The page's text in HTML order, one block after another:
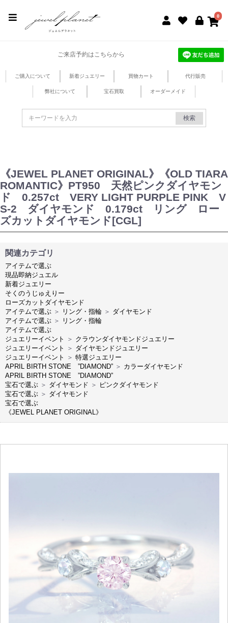
0
ご来店予約はこちらから
ご購入について 新着ジュエリー 買物カート 代行販売
弊社について 宝石買取 オーダーメイド
検索
《JEWEL PLANET ORIGINAL》《OLD TIARA
ROMANTIC》PT950 天然ピンクダイヤモン
ド 0.257ct VERY LIGHT PURPLE PINK V
S-2 ダイヤモンド 0.179ct リング ロー
ズカットダイヤモンド[CGL]
関連カテゴリ
アイテムで選ぶ
現品即納ジュエル
新着ジュエリー
そくのうじゅえりー
ローズカットダイヤモンド
アイテムで選ぶ ＞ リング・指輪 ＞ ダイヤモンド
アイテムで選ぶ ＞
リング・指輪
アイテムで選ぶ
ジュエリーイベント
＞ クラウンダイヤモンドジュエリー
ジュエリーイベント
＞ ダイヤモンドジュエリー
ジュエリーイベント
＞ 特選ジュエリー
APRIL BIRTH STONE ”DIAMOND” ＞ カラーダイヤモンド
APRIL BIRTH STONE ”DIAMOND”
宝石で選ぶ ＞ ダイヤモンド ＞ ピンクダイヤモンド
宝石で選ぶ ＞ ダイヤモンド
宝石で選ぶ
《JEWEL PLANET ORIGINAL》